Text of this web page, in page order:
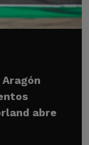
abre